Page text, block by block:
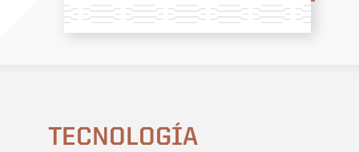
TECNOLOGÍA